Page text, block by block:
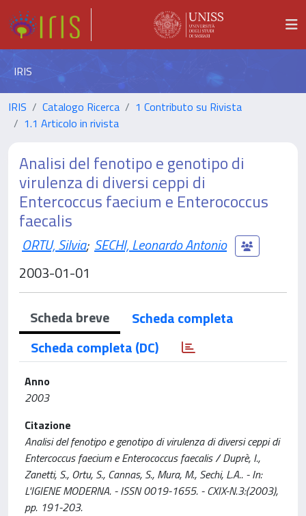
IRIS
IRIS Catalogo Ricerca
1 Contributo su Rivista
1.1 Articolo in rivista
Analisi del fenotipo e genotipo di
virulenza di diversi ceppi di
Entercoccus faecium e Enterococcus
faecalis
ORTU, Silvia; SECHI, Leonardo Antonio
2003-01-01
Scheda breve
Scheda completa
Scheda completa (DC)
Anno
2003
Citazione
Analisi del fenotipo e genotipo di virulenza di diversi ceppi di
Entercoccus faecium e Enterococcus faecalis / Duprè, I.,
Zanetti, S., Ortu, S., Cannas, S., Mura, M., Sechi, L.A.. - In:
L'IGIENE MODERNA. - ISSN 0019-1655. - CXIX-N.3:(2003),
pp. 191-203.